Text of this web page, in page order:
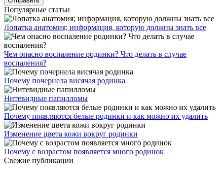
Популярные статьи
Лопатка анатомия; информация, которую должны знать все
Чем опасно воспаление родинки? Что делать в случае
воспаления?
Почему почернела висячая родинка
Нитевидные папилломы
Почему появляются белые родинки и как можно их удалить
Изменение цвета кожи вокруг родинки
Почему с возрастом появляется много родинок
Свежие публикации